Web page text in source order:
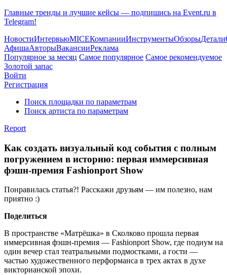
Главные тренды и лучшие кейсы — подпишись на Event.ru в
Telegram!
НовостиИнтервьюMICEКомпанииИнструментыОбзорыДетали
АфишаАвторыВакансииРеклама
Популярное за месяц Самое популярное Самое рекомендуемое
Золотой запас
Войти
Регистрация
Поиск площадки по параметрам
Поиск артиста по параметрам
Report
Как создать визуальный код события с полным
погружением в историю: первая иммерсивная
фэшн-премия Fashionport Show
Понравилась статья?! Расскажи друзьям — им полезно, нам
приятно :)
Поделиться
В пространстве «Матрёшка» в Сколково прошла первая
иммерсивная фэшн-премия — Fashionport Show, где подиум на
один вечер стал театральными подмостками, а гости —
частью художественного перформанса в трех актах в духе
викторианской эпохи.